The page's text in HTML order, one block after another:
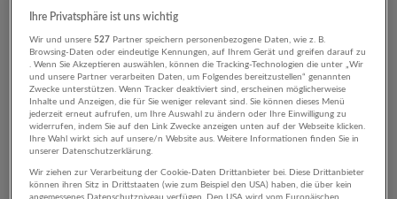
Umkreis
Ihre Privatsphäre ist uns wichtig
Wir und unsere527 Partner speichern personenbezogene Daten, wie z. B.
Browsing-Daten oder eindeutige Kennungen, auf Ihrem Gerät und greifen darauf zu
. Wenn Sie Akzeptieren auswählen, können die Tracking-Technologien die unter „Wir
und unsere Partner verarbeiten Daten, um Folgendes bereitzustellen“ genannten
Zwecke unterstützen. Wenn Tracker deaktiviert sind, erscheinen möglicherweise
Inhalte und Anzeigen, die für Sie weniger relevant sind. Sie können dieses Menü
jederzeit erneut aufrufen, um Ihre Auswahl zu ändern oder Ihre Einwilligung zu
widerrufen, indem Sie auf den Link Zwecke anzeigen unten auf der Webseite klicken.
Ihre Wahl wirkt sich auf unsere/n Website aus. Weitere Informationen finden Sie in
unserer Datenschutzerklärung.
Wir ziehen zur Verarbeitung der Cookie-Daten Drittanbieter bei. Diese Drittanbieter
können ihren Sitz in Drittstaaten (wie zum Beispiel den USA) haben, die über kein